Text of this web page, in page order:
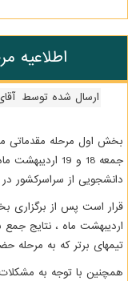
اطلاعیه
ارسال شده توسط
بخش اول مرحله مقدماتی
دانشجویی از سراسرکشور در
تیمهای برتر که به مرحله
همچنین با توجه به